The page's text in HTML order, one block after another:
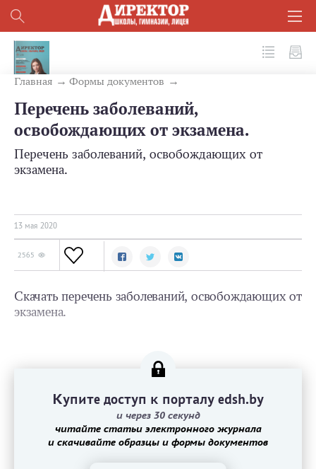
Главная Формы документов
Перечень заболеваний,
освобождающих от экзамена.
Перечень заболеваний, освобождающих от
экзамена.
13 мая 2020
2565
Скачать перечень заболеваний, освобождающих от
экзамена.
Купите доступ к порталу edsh.by
и через 30 секунд
читайте статьи электронного журнала
и скачивайте образцы и формы документов